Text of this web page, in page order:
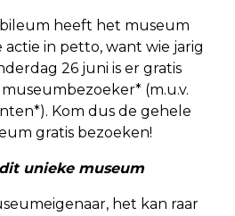
heeft het museum
in petto, want wie jarig
26 juni is er gratis
(m.u.v.
Kom dus de gehele
gratis bezoeken!
unieke museum
het kan raar